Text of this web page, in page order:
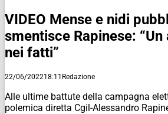
VIDEO Mense e nidi
smentisce Rapinese:
nei fatti”
22/06/202218:11 Redazione
Alle ultime battute della campagna
polemica diretta Cgil-Alessandro